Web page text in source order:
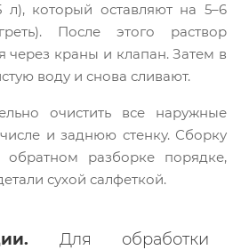
л), который оставляют на 5–6
После этого раствор
через краны и клапан. Затем в
воду и снова сливают.
очистить все наружные
и заднюю стенку. Сборку
обратном разборке порядке,
сухой салфеткой.
Для обработки